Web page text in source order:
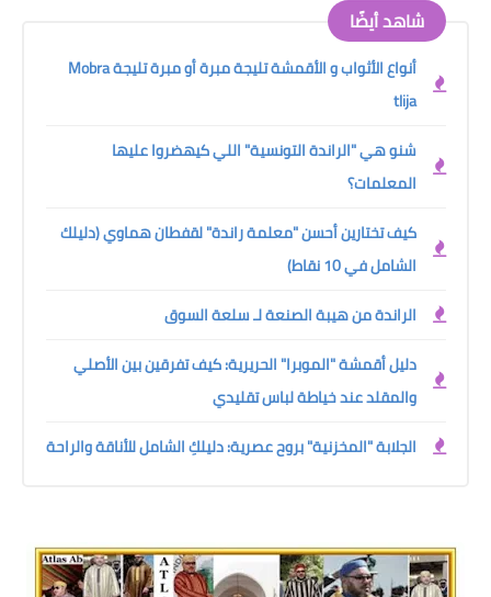
شاهد أيضًا
أنواع الأثواب و الأقمشة تليجة مبرة أو مبرة تليجة Mobra
tlija
شنو هي "الراندة التونسية" اللي كيهضروا عليها
المعلمات؟
كيف تختارين أحسن "معلمة راندة" لقفطان هماوي (دليلك
الشامل في 10 نقاط)
الراندة من هيبة الصنعة لـ سلعة السوق
دليل أقمشة "الموبرا" الحريرية: كيف تفرقين بين الأصلي
والمقلد عند خياطة لباس تقليدي
الجلابة "المخزنية" بروح عصرية: دليلكِ الشامل للأناقة والراحة